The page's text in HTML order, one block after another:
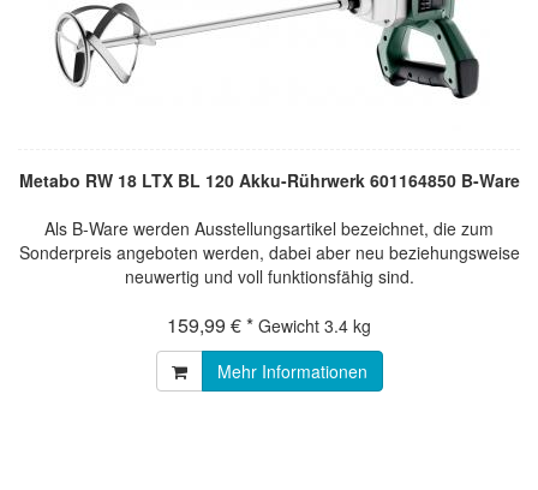
Metabo RW 18 LTX BL 120 Akku-Rührwerk 601164850 B-Ware
Als B-Ware werden Ausstellungsartikel bezeichnet, die zum
Sonderpreis angeboten werden, dabei aber neu beziehungsweise
neuwertig und voll funktionsfähig sind.
159,99 € * Gewicht 3.4 kg
Mehr Informationen